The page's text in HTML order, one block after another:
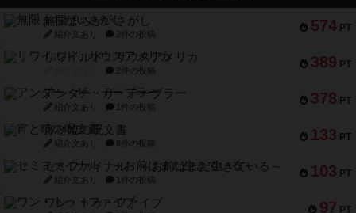
574 PT
無限まちがいさがし
紹介文あり 2件の投稿
389 PT
リワイルド：サウスアメリカ
2件の投稿
378 PT
アンダー・ザ・テーブラー
紹介文あり 1件の投稿
133 PT
宵と暁の呪文書
紹介文あり 8件の投稿
103 PT
セミファイナル ～お前はまだ生きている～
紹介文あり 1件の投稿
97 PT
ワン・トゥ・ファイブ